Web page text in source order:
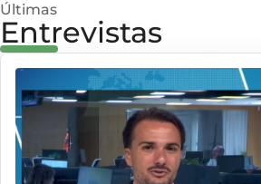
Últimas
Entrevistas